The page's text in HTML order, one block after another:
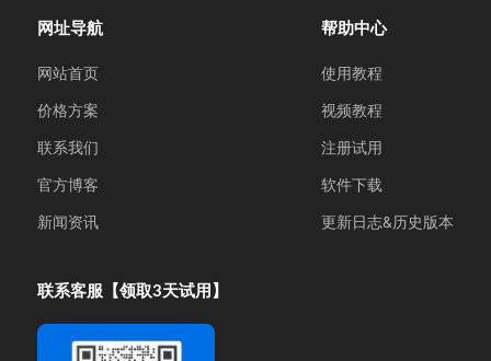
网址导航
网站首页
价格方案
联系我们
官方博客
新闻资讯
帮助中心
使用教程
视频教程
注册试用
软件下载
更新日志&历史版本
联系客服【领取3天试用】